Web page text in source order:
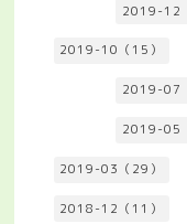
2019-12
2019-10（15）
2019-07
2019-05
2019-03（29）
2018-12（11）